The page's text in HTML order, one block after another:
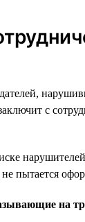
с
пытается
на